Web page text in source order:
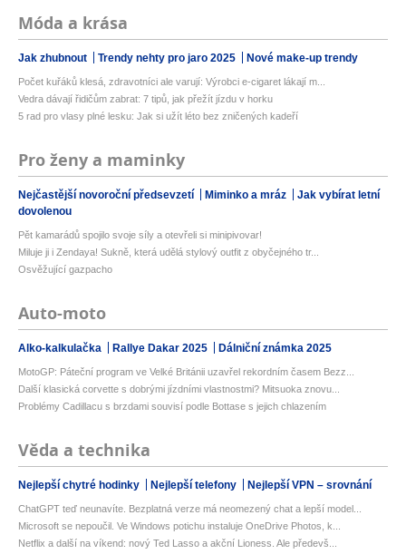
Móda a krása
Jak zhubnout Trendy nehty pro jaro 2025 Nové make-up trendy
Počet kuřáků klesá, zdravotníci ale varují: Výrobci e-cigaret lákají m...
Vedra dávají řidičům zabrat: 7 tipů, jak přežít jízdu v horku
5 rad pro vlasy plné lesku: Jak si užít léto bez zničených kadeří
Pro ženy a maminky
Nejčastější novoroční předsevzetí Miminko a mráz
Jak vybírat letní
dovolenou
Pět kamarádů spojilo svoje síly a otevřeli si minipivovar!
Miluje ji i Zendaya! Sukně, která udělá stylový outfit z obyčejného tr...
Osvěžující gazpacho
Auto-moto
Alko-kalkulačka Rallye Dakar 2025 Dálniční známka 2025
MotoGP: Páteční program ve Velké Británii uzavřel rekordním časem Bezz...
Další klasická corvette s dobrými jízdními vlastnostmi? Mitsuoka znovu...
Problémy Cadillacu s brzdami souvisí podle Bottase s jejich chlazením
Věda a technika
Nejlepší chytré hodinky Nejlepší telefony Nejlepší VPN – srovnání
ChatGPT teď neunavíte. Bezplatná verze má neomezený chat a lepší model...
Microsoft se nepoučil. Ve Windows potichu instaluje OneDrive Photos, k...
Netflix a další na víkend: nový Ted Lasso a akční Lioness. Ale předevš...